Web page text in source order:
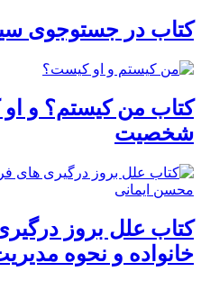
کتاب در جستوجوی
کتاب من کیستم؟ و
شخصیت
کتاب علل بروز
خانواده و نحوه